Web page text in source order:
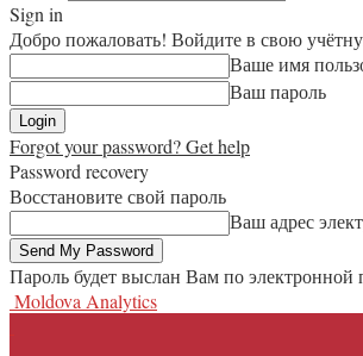
Sign in
Добро пожаловать! Войдите в свою
Ваше имя
Ваш пароль
Forgot your password? Get help
Password recovery
Восстановите свой пароль
Ваш адрес
Пароль будет выслан Вам по электронной
Moldova Analytics